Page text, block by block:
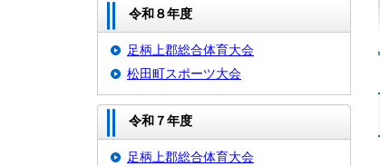
令和８年度
足柄上郡総合体育大会
松田町スポーツ大会
令和７年度
足柄上郡総合体育大会